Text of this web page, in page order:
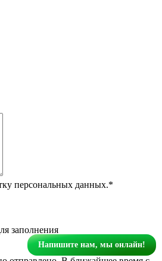
персональных данных.*
заполнения
Напишите нам, мы онлайн!